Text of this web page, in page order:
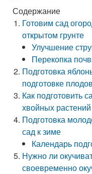
Содержание
Готовим сад
открытом грунте
Улучшение
Перекопка
Подготовка
подготовке
Как подготовить
хвойных растений
Подготовка
сад к зиме
Календарь
Нужно ли
своевременно